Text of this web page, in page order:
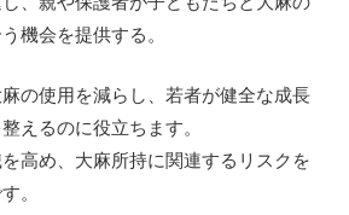
機会を提供する。
の使用を減らし、若者が健全な成長
えるのに役立ちます。
高め、大麻所持に関連するリスクを
。